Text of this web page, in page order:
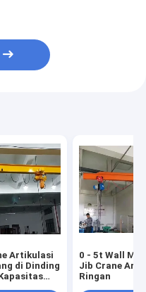
Artikulasi
di Dinding
0 - 5t Wall
Jib Crane
Ringan